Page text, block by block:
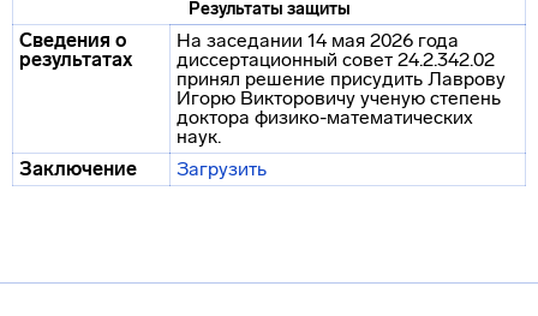
Результаты защиты
Сведения о
результатах
На заседании 14 мая 2026 года
диссертационный совет 24.2.342.02
принял решение присудить Лаврову
Игорю Викторовичу ученую степень
доктора физико-математических
наук.
Заключение
Загрузить